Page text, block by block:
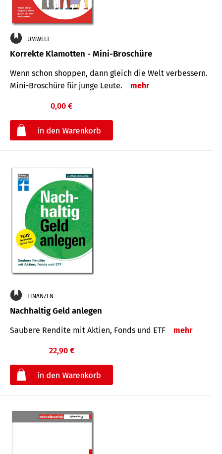
UMWELT
Korrekte Klamotten - Mini-Broschüre
Wenn schon shoppen, dann gleich die Welt verbessern.
Mini-Broschüre für junge Leute.
mehr
0,00 €
FINANZEN
Nachhaltig Geld anlegen
Saubere Rendite mit Aktien, Fonds und ETF mehr
22,90 €